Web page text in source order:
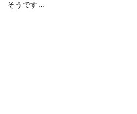
そうです…